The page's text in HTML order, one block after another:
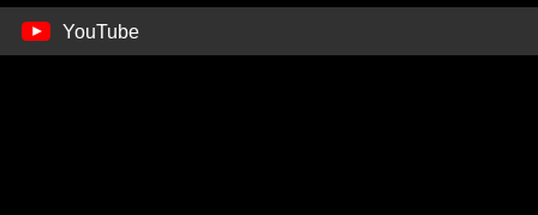
YouTube